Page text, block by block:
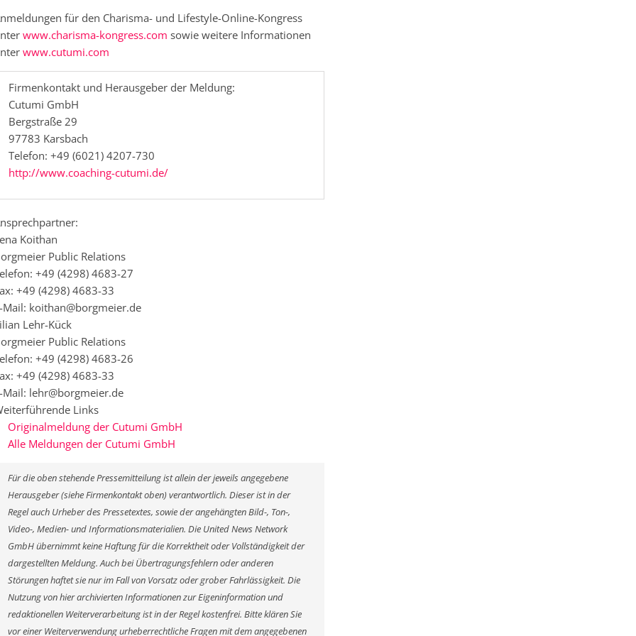
für den Charisma- und Lifestyle-Online-Kongress
www.charisma-kongress.com sowie weitere Informationen
www.cutumi.com
Firmenkontakt und Herausgeber der Meldung:
Cutumi GmbH
Bergstraße 29
97783 Karsbach
Telefon: +49 (6021) 4207-730
http://www.coaching-cutumi.de/
Koithan
Public Relations
+49 (4298) 4683-27
+49 (4298) 4683-33
Mail: koithan@borgmeier.de
Lehr-Kück
Public Relations
+49 (4298) 4683-26
+49 (4298) 4683-33
Mail: lehr@borgmeier.de
Links
Originalmeldung der Cutumi GmbH
Alle Meldungen der Cutumi GmbH
Für die oben stehende Pressemitteilung ist allein der jeweils angegebene
Herausgeber (siehe Firmenkontakt oben) verantwortlich. Dieser ist in der
Regel auch Urheber des Pressetextes, sowie der angehängten Bild-, Ton-,
Video-, Medien- und Informationsmaterialien. Die United News Network
GmbH übernimmt keine Haftung für die Korrektheit oder Vollständigkeit der
dargestellten Meldung. Auch bei Übertragungsfehlern oder anderen
Störungen haftet sie nur im Fall von Vorsatz oder grober Fahrlässigkeit. Die
Nutzung von hier archivierten Informationen zur Eigeninformation und
redaktionellen Weiterverarbeitung ist in der Regel kostenfrei. Bitte klären Sie
vor einer Weiterverwendung urheberrechtliche Fragen mit dem angegebenen